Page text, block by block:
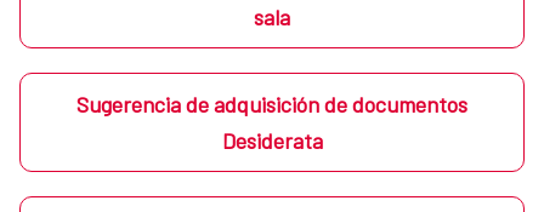
sala
Sugerencia de adquisición de documentos
Desiderata